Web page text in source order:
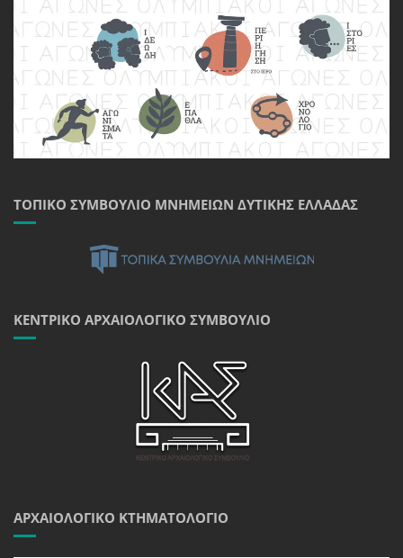
ΤΟΠΙΚΌ ΣΥΜΒΟΎΛΙΟ ΜΝΗΜΕΊΩΝ ΔΥΤΙΚΉΣ ΕΛΛΆΔΑΣ
ΚΕΝΤΡΙΚΌ ΑΡΧΑΙΟΛΟΓΙΚΌ ΣΥΜΒΟΎΛΙΟ
ΑΡΧΑΙΟΛΟΓΙΚΌ ΚΤΗΜΑΤΟΛΌΓΙΟ